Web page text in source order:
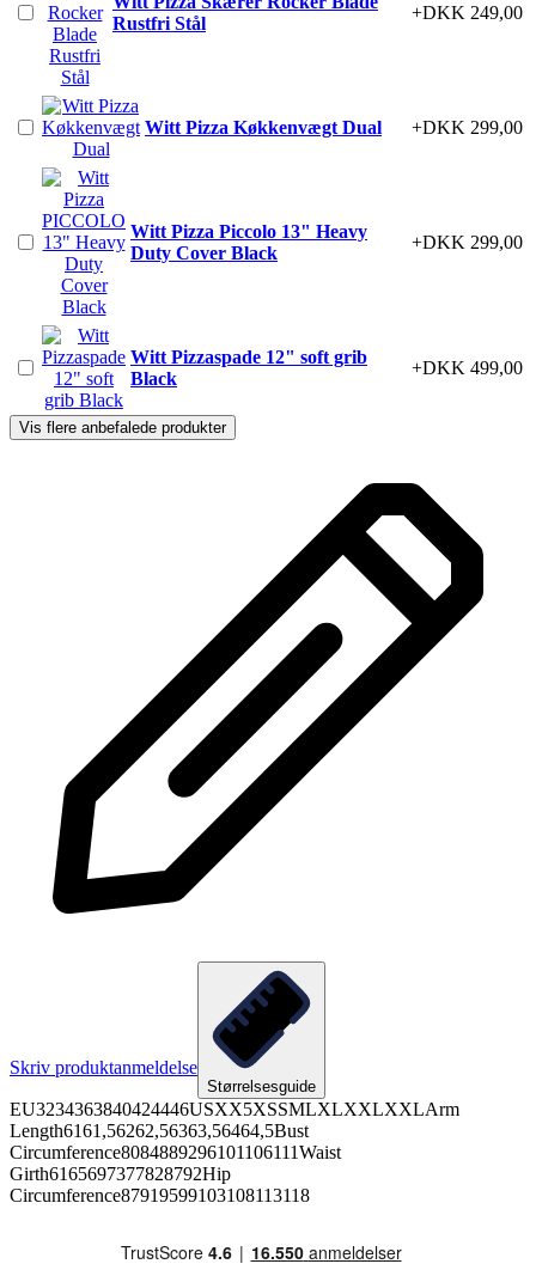
Rustfri Stål
+DKK 249,00
Witt Pizza Køkkenvægt Dual +DKK 299,00
Witt Pizza Piccolo 13" Heavy
Duty Cover Black
+DKK 299,00
Witt Pizzaspade 12" soft grib
Black
+DKK 499,00
Vis flere anbefalede produkter
Skriv produktanmeldelse
Størrelsesguide
EU3234363840424446USXX5XSSMLXLXXLXXLArm
Length6161,56262,56363,56464,5Bust
Circumference8084889296101106111Waist
Girth6165697377828792Hip
Circumference87919599103108113118